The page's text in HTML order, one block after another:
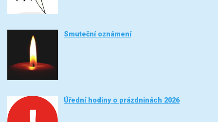
Smuteční oznámení
Úřední hodiny o prázdninách 2026